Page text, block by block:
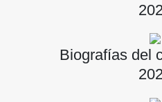
Biografías del